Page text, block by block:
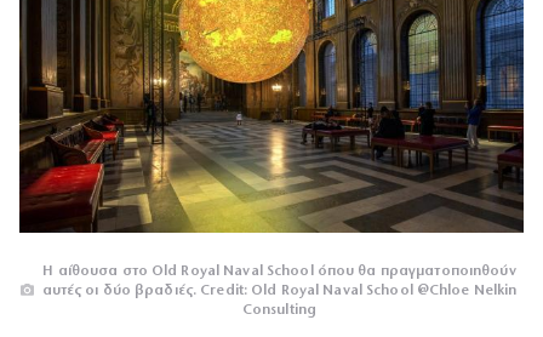
H αίθουσα στο Old Royal Naval School όπου θα πραγματοποιηθούν
αυτές οι δύο βραδιές. Credit: Old Royal Naval School @Chloe Nelkin
Consulting